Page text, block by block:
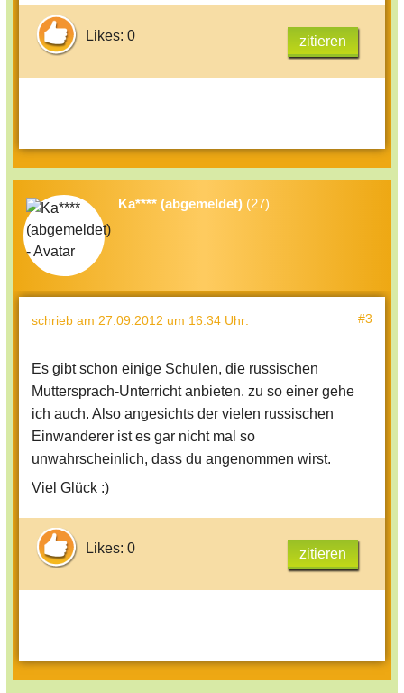
Likes: 0 zitieren
Ka**** (abgemeldet) (27)
schrieb am 27.09.2012 um 16:34 Uhr: #3
Es gibt schon einige Schulen, die russischen
Muttersprach-Unterricht anbieten. zu so einer gehe
ich auch. Also angesichts der vielen russischen
Einwanderer ist es gar nicht mal so
unwahrscheinlich, dass du angenommen wirst.
Viel Glück :)
Likes: 0 zitieren